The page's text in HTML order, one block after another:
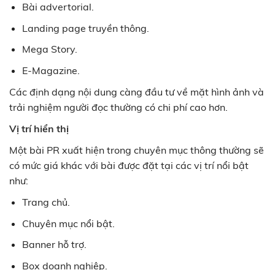
Bài advertorial.
Landing page truyền thông.
Mega Story.
E-Magazine.
Các định dạng nội dung càng đầu tư về mặt hình ảnh và
trải nghiệm người đọc thường có chi phí cao hơn.
Vị trí hiển thị
Một bài PR xuất hiện trong chuyên mục thông thường sẽ
có mức giá khác với bài được đặt tại các vị trí nổi bật
như:
Trang chủ.
Chuyên mục nổi bật.
Banner hỗ trợ.
Box doanh nghiệp.